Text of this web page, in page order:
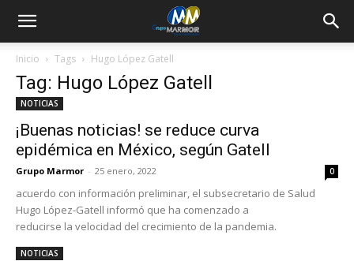
Inicio Tags Hugo López Gatell
Tag: Hugo López Gatell
NOTICIAS
¡Buenas noticias! se reduce curva
epidémica en México, según Gatell
Grupo Marmor - 25 enero, 2022 0
acuerdo con información preliminar, el subsecretario de Salud
Hugo López-Gatell informó que ha comenzado a
reducirse la velocidad del crecimiento de la pandemia.
NOTICIAS